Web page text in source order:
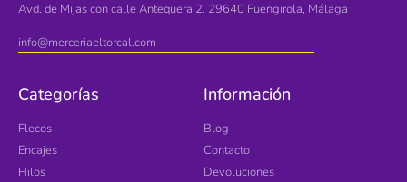
Avd. de Mijas con calle Antequera 2. 29640 Fuengirola, Málaga
info@merceriaeltorcal.com
Categorías
Flecos
Encajes
Hilos
Información
Blog
Contacto
Devoluciones